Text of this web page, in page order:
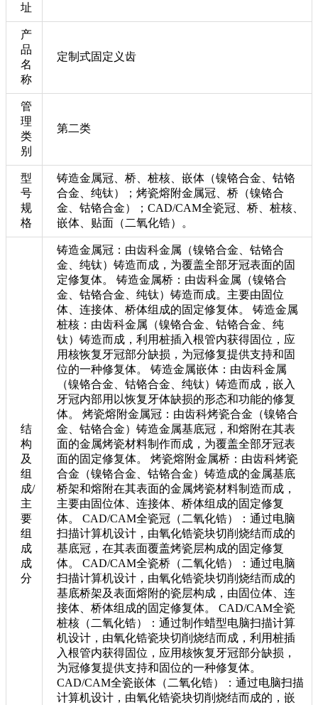
址
产
品
名
称
定制式固定义齿
管
理
类
别
第二类
型
号
规
格
铸造金属冠、桥、桩核、嵌体（镍铬合金、钴铬
合金、纯钛）；烤瓷熔附金属冠、桥（镍铬合
金、钴铬合金）；CAD/CAM全瓷冠、桥、桩核、
嵌体、贴面（二氧化锆）。
结
构
及
组
成/
主
要
组
成
成
分
铸造金属冠：由齿科金属（镍铬合金、钴铬合
金、纯钛）铸造而成，为覆盖全部牙冠表面的固
定修复体。 铸造金属桥：由齿科金属（镍铬合
金、钴铬合金、纯钛）铸造而成。主要由固位
体、连接体、桥体组成的固定修复体。 铸造金属
桩核：由齿科金属（镍铬合金、钴铬合金、纯
钛）铸造而成，利用桩插入根管内获得固位，应
用核恢复牙冠部分缺损，为冠修复提供支持和固
位的一种修复体。 铸造金属嵌体：由齿科金属
（镍铬合金、钴铬合金、纯钛）铸造而成，嵌入
牙冠内部用以恢复牙体缺损的形态和功能的修复
体。 烤瓷熔附金属冠：由齿科烤瓷合金（镍铬合
金、钴铬合金）铸造金属基底冠，和熔附在其表
面的金属烤瓷材料制作而成，为覆盖全部牙冠表
面的固定修复体。 烤瓷熔附金属桥：由齿科烤瓷
合金（镍铬合金、钴铬合金）铸造成的金属基底
桥架和熔附在其表面的金属烤瓷材料制造而成，
主要由固位体、连接体、桥体组成的固定修复
体。 CAD/CAM全瓷冠（二氧化锆）：通过电脑
扫描计算机设计，由氧化锆瓷块切削烧结而成的
基底冠，在其表面覆盖烤瓷层构成的固定修复
体。 CAD/CAM全瓷桥（二氧化锆）：通过电脑
扫描计算机设计，由氧化锆瓷块切削烧结而成的
基底桥架及表面熔附的瓷层构成，由固位体、连
接体、桥体组成的固定修复体。 CAD/CAM全瓷
桩核（二氧化锆）：通过制作蜡型电脑扫描计算
机设计，由氧化锆瓷块切削烧结而成，利用桩插
入根管内获得固位，应用核恢复牙冠部分缺损，
为冠修复提供支持和固位的一种修复体。
CAD/CAM全瓷嵌体（二氧化锆）：通过电脑扫描
计算机设计，由氧化锆瓷块切削烧结而成的，嵌